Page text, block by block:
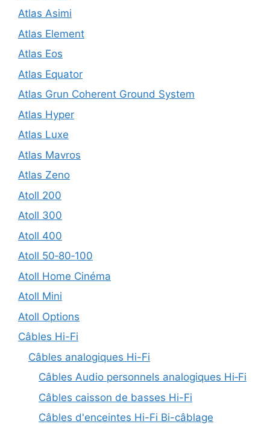
Atlas Asimi
Atlas Element
Atlas Eos
Atlas Equator
Atlas Grun Coherent Ground System
Atlas Hyper
Atlas Luxe
Atlas Mavros
Atlas Zeno
Atoll 200
Atoll 300
Atoll 400
Atoll 50‑80‑100
Atoll Home Cinéma
Atoll Mini
Atoll Options
Câbles Hi-Fi
Câbles analogiques Hi-Fi
Câbles Audio personnels analogiques Hi‑Fi
Câbles caisson de basses Hi-Fi
Câbles d'enceintes Hi-Fi Bi-câblage